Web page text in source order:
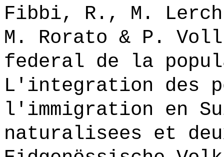
Fibbi, R., M.
M. Rorato & P. Voll
federal de la
L'integration des
l'immigration en
naturalisees et